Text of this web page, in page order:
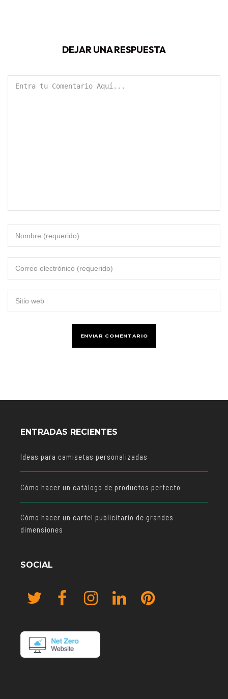
DEJAR UNA RESPUESTA
ENTRADAS RECIENTES
Ideas para camisetas personalizadas
Cómo hacer un catálogo de productos perfecto
Cómo hacer un cartel publicitario de grandes
dimensiones
SOCIAL